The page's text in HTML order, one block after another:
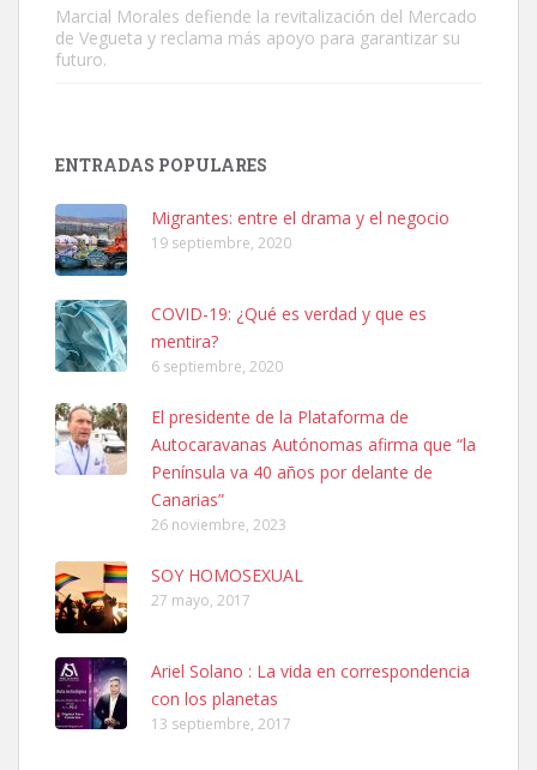
Leales.org » Gran Canaria
SHIBA PERDIDO AVDA JOSE MESA Y LOPEZ
PERRO MACHO RAZA SHIBA CON MICROCHIP PERDIDO HOY
06/07/2025 ZONA MESA Y LOPEZ. ES MUY ASUSTADIZO
Leales.org » Gran Canaria
6.7.2025
Ninfa perdida
El día 5 se los perdió una ninfa papillera, asustada tiene miedo a la
calle, se perdió por la zon...
Marcial Morales defiende la revitalización del Mercado
de Vegueta y reclama más apoyo para garantizar su
futuro.
ENTRADAS POPULARES
Migrantes: entre el drama y el negocio
19 septiembre, 2020
COVID-19: ¿Qué es verdad y que es
mentira?
6 septiembre, 2020
El presidente de la Plataforma de
Autocaravanas Autónomas afirma que “la
Península va 40 años por delante de
Canarias”
26 noviembre, 2023
SOY HOMOSEXUAL
27 mayo, 2017
Ariel Solano : La vida en correspondencia
con los planetas
13 septiembre, 2017